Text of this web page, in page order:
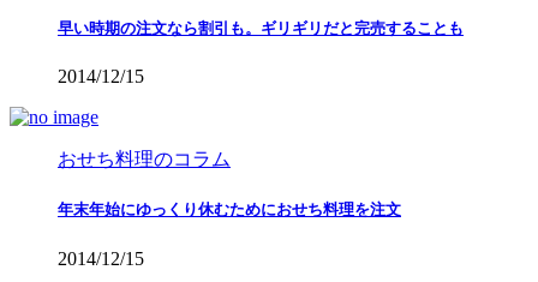
早い時期の注文なら割引も。ギリギリだと完売することも
2014/12/15
おせち料理のコラム
年末年始にゆっくり休むためにおせち料理を注文
2014/12/15